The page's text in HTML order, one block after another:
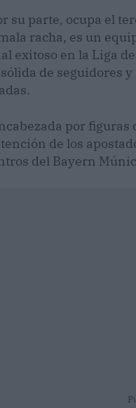
su parte, ocupa el
racha, es un
exitoso en la Liga
de seguidores
por
de los
del Bayern